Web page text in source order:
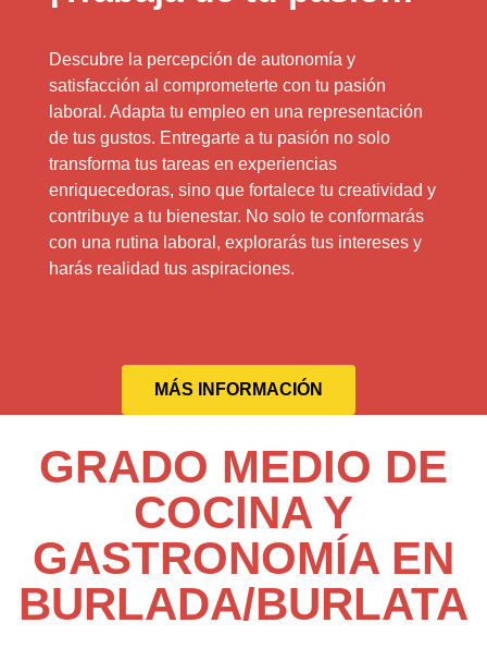
Descubre la percepción de autonomía y
satisfacción al comprometerte con tu pasión
laboral. Adapta tu empleo en una representación
de tus gustos. Entregarte a tu pasión no solo
transforma tus tareas en experiencias
enriquecedoras, sino que fortalece tu creatividad y
contribuye a tu bienestar. No solo te conformarás
con una rutina laboral, explorarás tus intereses y
harás realidad tus aspiraciones.
MÁS INFORMACIÓN
GRADO MEDIO DE
COCINA Y
GASTRONOMÍA EN
BURLADA/BURLATA